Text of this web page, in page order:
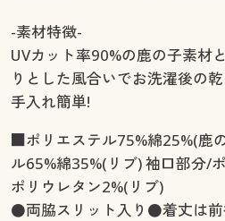
-素材特徴-
UVカット率90%の鹿の子素材
りとした風合いでお洗濯後の
手入れ簡単!
■ポリエステル75%綿25%(鹿
ル65%綿35%(リブ) 袖口部分/
ポリウレタン2%(リブ)
●両脇スリット入り●着丈は